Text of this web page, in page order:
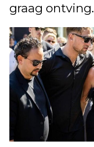
graag ontving.